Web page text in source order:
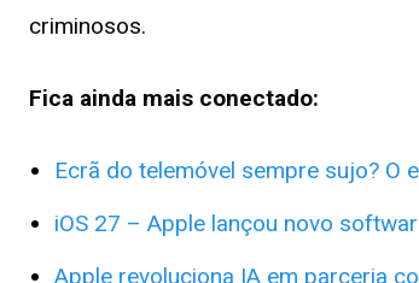
criminosos.
Fica ainda mais conectado:
Ecrã do telemóvel sempre sujo? O
iOS 27 – Apple lançou novo
Apple revoluciona IA em parceria